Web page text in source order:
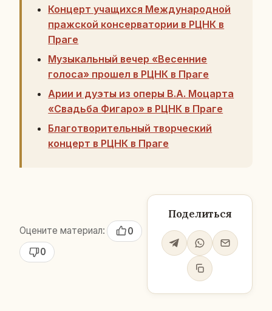
Концерт учащихся Международной
пражской консерватории в РЦНК в
Праге
Музыкальный вечер «Весенние
голоса» прошел в РЦНК в Праге
Арии и дуэты из оперы В.А. Моцарта
«Свадьба Фигаро» в РЦНК в Праге
Благотворительный творческий
концерт в РЦНК в Праге
Оцените материал:
0
0
Поделиться